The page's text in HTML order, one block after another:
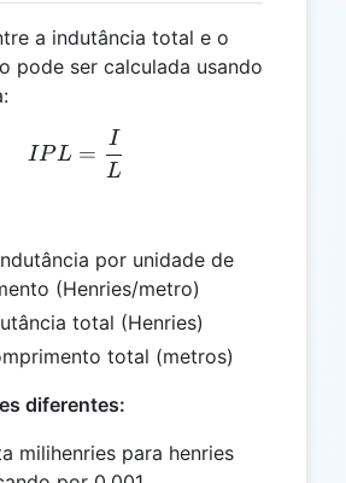
a indutância total e o
pode ser calculada usando
IPL = \frac{I}{L}
IPL =
L
I
por unidade de
(Henries/metro)
total (Henries)
total (metros)
diferentes:
milihenries para henries